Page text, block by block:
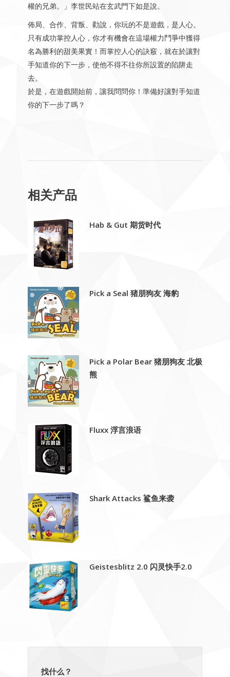
權的兄弟。」李世民站在玄武門下如是說。
佈局、合作、背叛、勸說，你玩的不是遊戲，是人心。
只有成功掌控人心，你才有機會在這場權力鬥爭中獲得
名為勝利的甜美果實！而掌控人心的訣竅，就在於讓對
手知道你的下一步，使他不得不往你所設置的陷阱走
去。
於是，在遊戲開始前，讓我問問你！準備好讓對手知道
你的下一步了嗎？
相关产品
Hab & Gut 期货时代
Pick a Seal 猪朋狗友 海豹
Pick a Polar Bear 猪朋狗友 北极
熊
Fluxx 浮言浪语
Shark Attacks 鲨鱼来袭
Geistesblitz 2.0 闪灵快手2.0
找什么？